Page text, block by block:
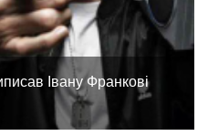
Івану Франкові